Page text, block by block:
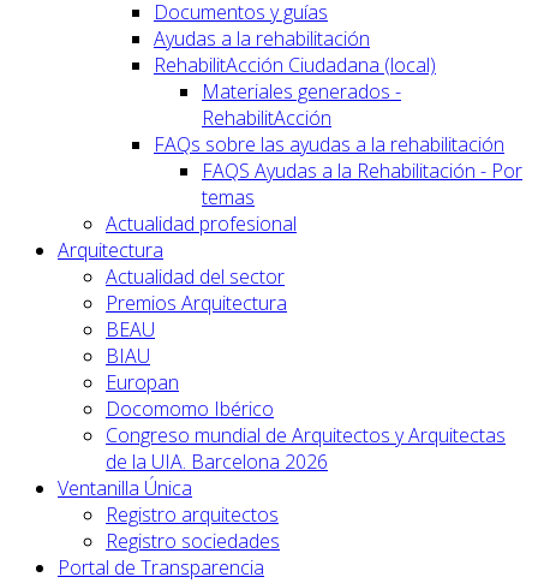
Documentos y guías
Ayudas a la rehabilitación
RehabilitAcción Ciudadana (local)
Materiales generados -
RehabilitAcción
FAQs sobre las ayudas a la rehabilitación
FAQS Ayudas a la Rehabilitación - Por
temas
Actualidad profesional
Arquitectura
Actualidad del sector
Premios Arquitectura
BEAU
BIAU
Europan
Docomomo Ibérico
Congreso mundial de Arquitectos y Arquitectas
de la UIA. Barcelona 2026
Ventanilla Única
Registro arquitectos
Registro sociedades
Portal de Transparencia